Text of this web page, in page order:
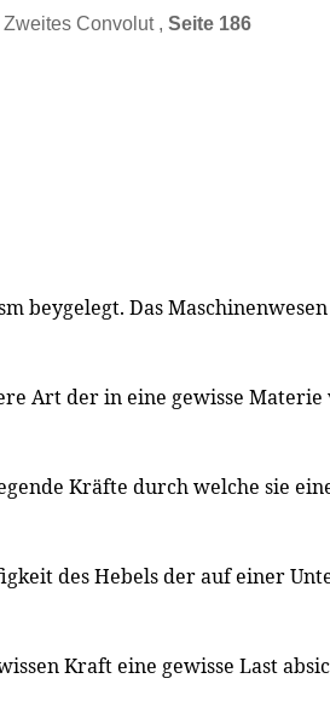
Zweites Convolut , Seite 186
beygelegt. Das
Art der in eine gewisse
Kräfte durch welche sie
des Hebels der auf einer
Kraft eine gewisse Last